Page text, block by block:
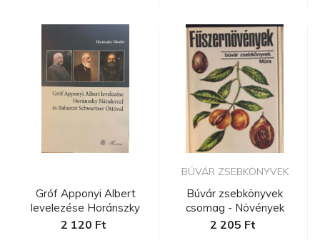
Gróf Apponyi Albert
levelezése Horánszky
Nándorra...
2 120 Ft
BÚVÁR ZSEBKÖNYVEK
Búvár zsebkönyvek
csomag - Növények
2 205 Ft